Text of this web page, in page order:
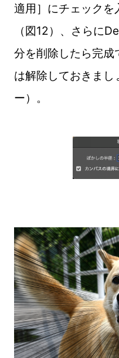
適用］にチェックを
（図12）、さらに
分を削除したら完成
は解除しておきま
ー）。